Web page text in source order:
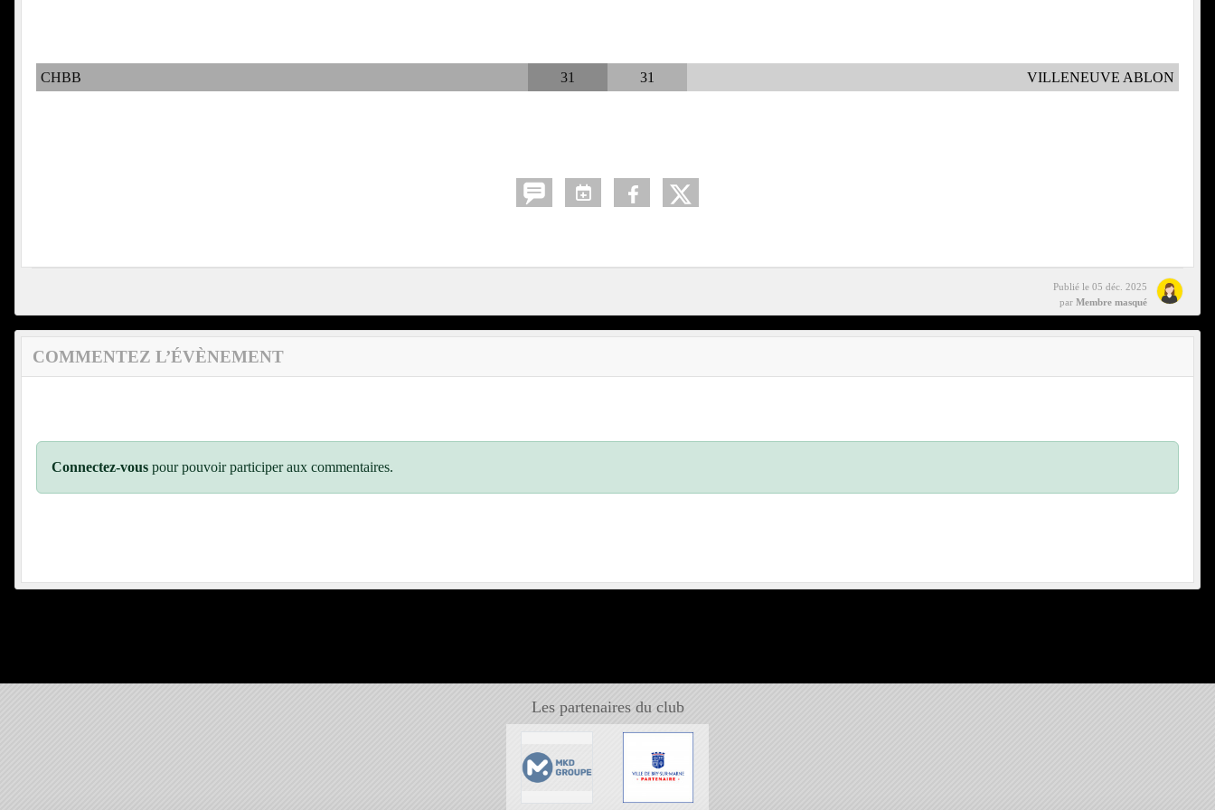
CHBB 31 31 VILLENEUVE ABLON
Publié le 05 déc. 2025
par Membre masqué
COMMENTEZ L’ÉVÈNEMENT
Connectez-vous pour pouvoir participer aux commentaires.
Les partenaires du club